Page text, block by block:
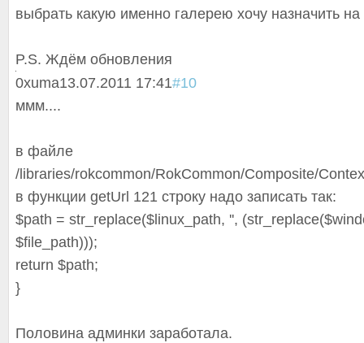
выбрать какую именно галерею хочу назначить
P.S. Ждём обновления
0xuma13.07.2011 17:41#10
ммм....
в файле
/libraries/rokcommon/RokCommon/Composite/
в функции getUrl 121 строку надо записать так:
$path = str_replace($linux_path, '', (str_replace($w
$file_path)));
return $path;
}
Половина админки заработала.